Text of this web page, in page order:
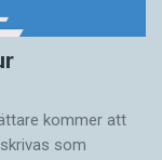
­kommer att
som